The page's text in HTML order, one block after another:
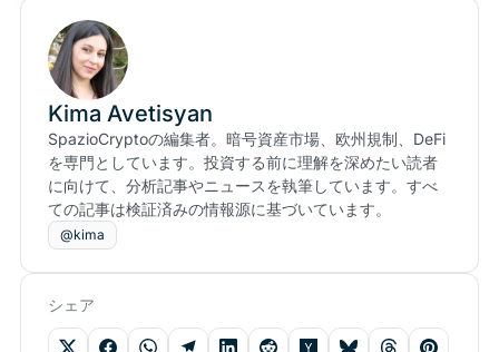
Kima Avetisyan
SpazioCryptoの編集者。暗号資産市場、欧州規制、DeFi
を専門としています。投資する前に理解を深めたい読者
に向けて、分析記事やニュースを執筆しています。すべ
ての記事は検証済みの情報源に基づいています。
@kima
シェア